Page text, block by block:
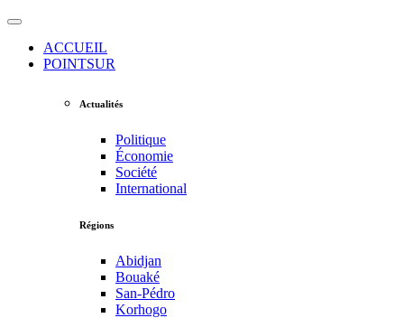
ACCUEIL
POINTSUR
Actualités
Politique
Économie
Société
International
Régions
Abidjan
Bouaké
San-Pédro
Korhogo